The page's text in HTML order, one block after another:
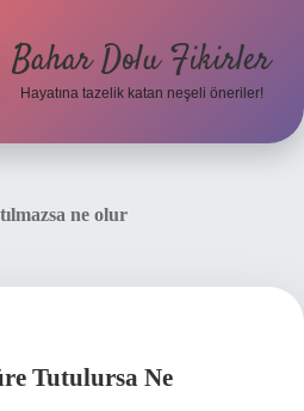
Bahar Dolu Fikirler
Hayatına tazelik katan neşeli öneriler!
ne olur
Tutulursa Ne